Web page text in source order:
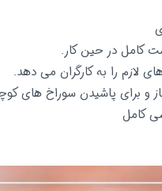
کامل در حین کار.
لازم را به کارگران می دهد.
و برای پاشیدن سوراخ های
کامل